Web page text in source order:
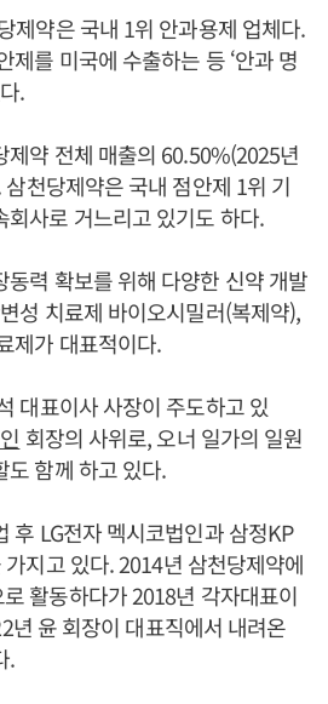
제약은 국내 1위 안과용제 업체다.
제를 미국에 수출하는 등 ‘안과 명
.
제약 전체 매출의 60.50%(2025년
천당제약은 국내 점안제 1위 기
회사로 거느리고 있기도 하다.
동력 확보를 위해 다양한 신약 개발
성 치료제 바이오시밀러(복제약),
제가 대표적이다.
대표이사 사장이 주도하고 있
회장의 사위로, 오너 일가의 일원
도 함께 하고 있다.
후 LG전자 멕시코법인과 삼정KP
지고 있다. 2014년 삼천당제약에
활동하다가 2018년 각자대표이
년 윤 회장이 대표직에서 내려온
.